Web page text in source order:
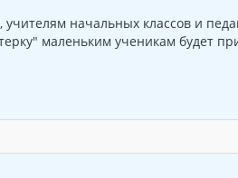
начальных классов и
маленьким ученикам будет